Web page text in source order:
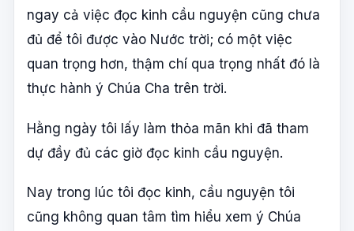
ngay cả việc đọc kinh cầu nguyện cũng chưa
đủ để tôi được vào Nước trời; có một việc
quan trọng hơn, thậm chí qua trọng nhất đó là
thực hành ý Chúa Cha trên trời.
Hằng ngày tôi lấy làm thỏa mãn khi đã tham
dự đầy đủ các giờ đọc kinh cầu nguyện.
Nay trong lúc tôi đọc kinh, cầu nguyện tôi
cũng không quan tâm tìm hiểu xem ý Chúa